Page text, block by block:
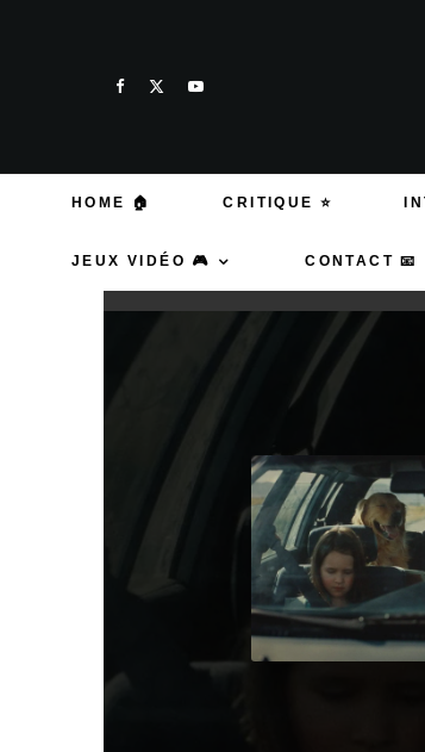
HOME 🏠 CRITIQUE ⭐
JEUX VIDÉO 🎮 CONTACT 📧